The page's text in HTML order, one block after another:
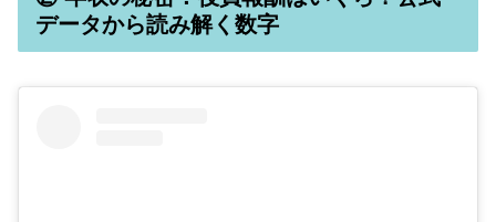
データから読み解く数字